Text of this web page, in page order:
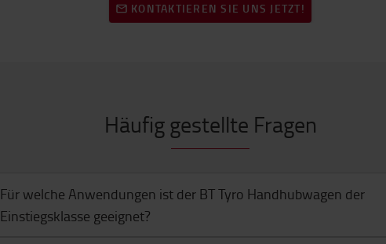
KONTAKTIEREN SIE UNS JETZT!
Häufig gestellte Fragen
Für welche Anwendungen ist der BT Tyro Handhubwagen der
Einstiegsklasse geeignet?